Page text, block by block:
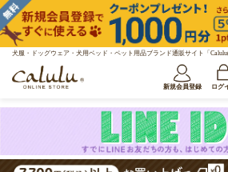
犬服・ドッグウェア・犬用ベッド・ペット用品ブランド通販サイト「
新規会員登録 ログ